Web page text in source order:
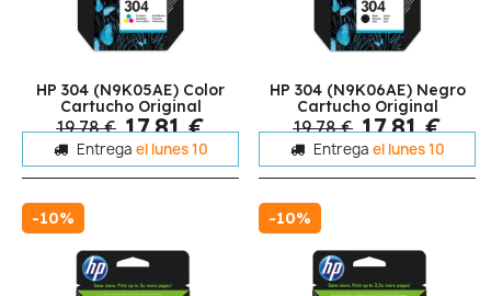
HP 304 (N9K05AE) Color
Cartucho Original
19,78 € 17,81 €
Entrega el lunes 10
HP 304 (N9K06AE) Negro
Cartucho Original
19,78 € 17,81 €
Entrega el lunes 10
-10% -10%